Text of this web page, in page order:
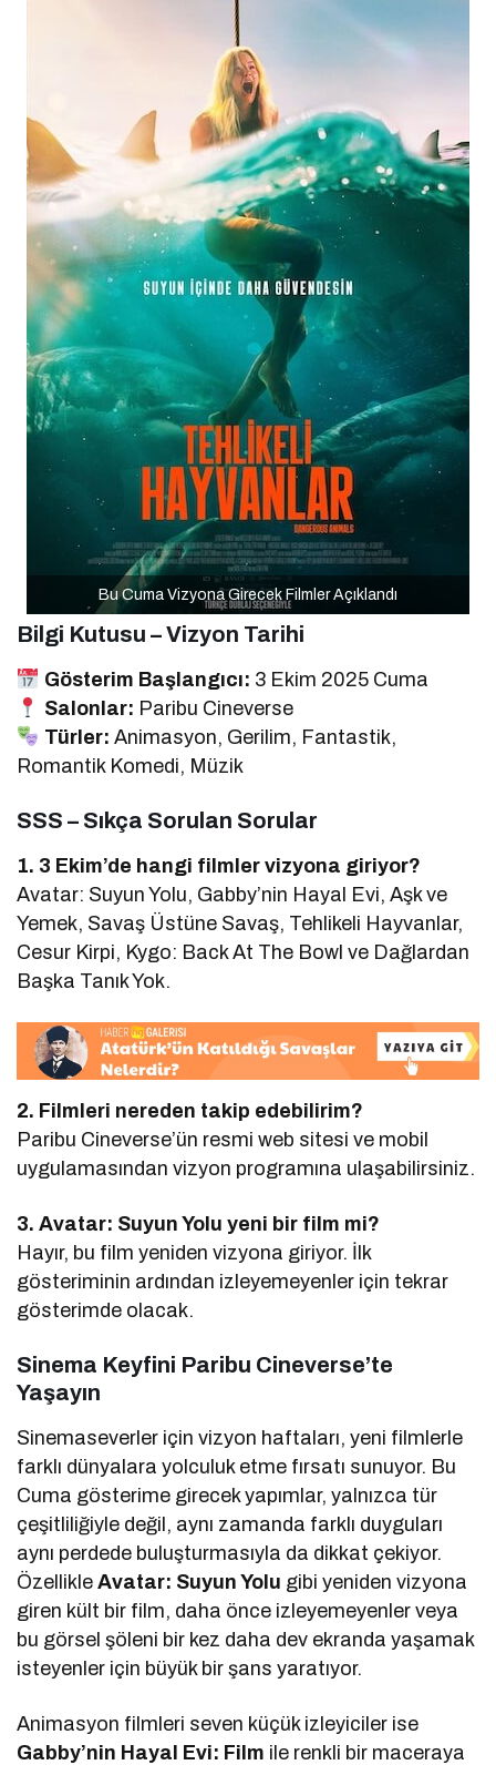
Bu Cuma Vizyona Girecek Filmler Açıklandı
Bilgi Kutusu – Vizyon Tarihi
Gösterim Başlangıcı: 3 Ekim 2025 Cuma
Salonlar: Paribu Cineverse
Türler: Animasyon, Gerilim, Fantastik,
Romantik Komedi, Müzik
SSS – Sıkça Sorulan Sorular
1. 3 Ekim’de hangi filmler vizyona giriyor?
Avatar: Suyun Yolu, Gabby’nin Hayal Evi, Aşk ve
Yemek, Savaş Üstüne Savaş, Tehlikeli Hayvanlar,
Cesur Kirpi, Kygo: Back At The Bowl ve Dağlardan
Başka Tanık Yok.
2. Filmleri nereden takip edebilirim?
Paribu Cineverse’ün resmi web sitesi ve mobil
uygulamasından vizyon programına ulaşabilirsiniz.
3. Avatar: Suyun Yolu yeni bir film mi?
Hayır, bu film yeniden vizyona giriyor. İlk
gösteriminin ardından izleyemeyenler için tekrar
gösterimde olacak.
Sinema Keyfini Paribu Cineverse’te
Yaşayın
Sinemaseverler için vizyon haftaları, yeni filmlerle
farklı dünyalara yolculuk etme fırsatı sunuyor. Bu
Cuma gösterime girecek yapımlar, yalnızca tür
çeşitliliğiyle değil, aynı zamanda farklı duyguları
aynı perdede buluşturmasıyla da dikkat çekiyor.
ÖzellikleAvatar: Suyun Yolu gibi yeniden vizyona
giren kült bir film, daha önce izleyemeyenler veya
bu görsel şöleni bir kez daha dev ekranda yaşamak
isteyenler için büyük bir şans yaratıyor.
Animasyon filmleri seven küçük izleyiciler ise
Gabby’nin Hayal Evi: Film ile renkli bir maceraya